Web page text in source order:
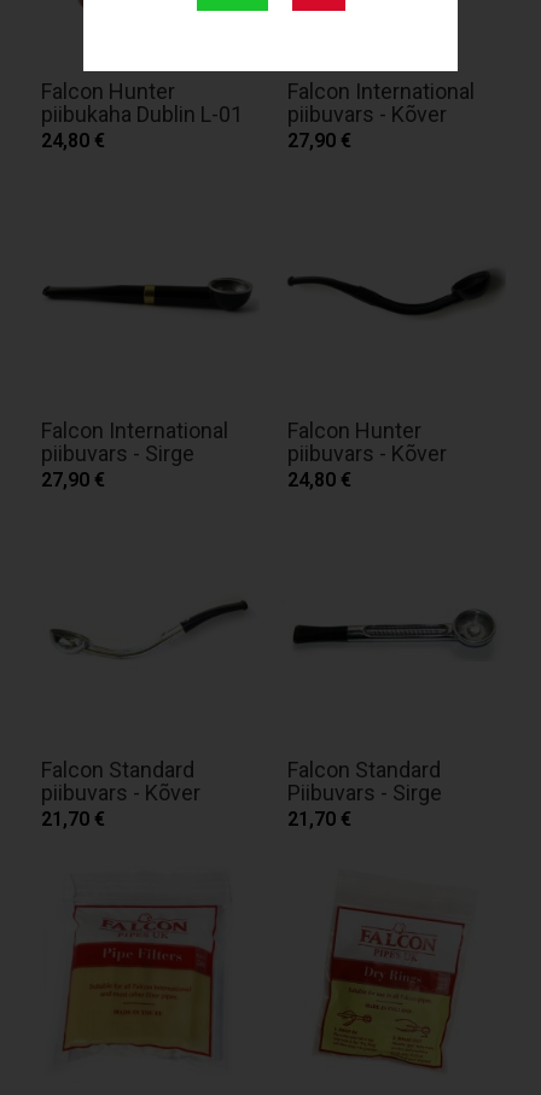
Falcon Hunter
piibukaha Dublin L-01
24,80 €
Falcon International
piibuvars - Kõver
27,90 €
Falcon International
piibuvars - Sirge
27,90 €
Falcon Hunter
piibuvars - Kõver
24,80 €
Falcon Standard
piibuvars - Kõver
21,70 €
Falcon Standard
Piibuvars - Sirge
21,70 €